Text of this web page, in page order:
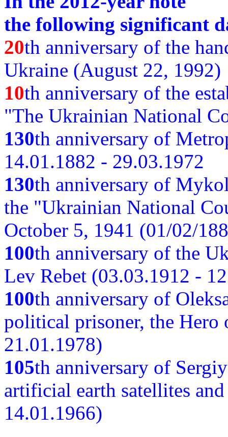
the following significant
20th anniversary of the
Ukraine (August 22, 1992)
10th anniversary of the
"The Ukrainian National
130th anniversary of
14.01.1882 - 29.03.1972
130th anniversary of
the "Ukrainian National
October 5, 1941 (01/02/
100th anniversary of the
Lev Rebet (03.03.1912 -
100th anniversary of
political prisoner, the
21.01.1978)
105th anniversary of
artificial earth satellites
14.01.1966)